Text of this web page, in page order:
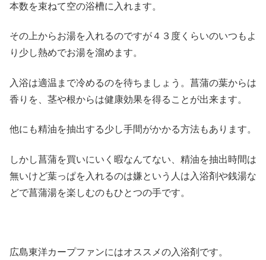
本数を束ねて空の浴槽に入れます。
その上からお湯を入れるのですが４３度くらいのいつもよ
り少し熱めでお湯を溜めます。
入浴は適温まで冷めるのを待ちましょう。菖蒲の葉からは
香りを、茎や根からは健康効果を得ることが出来ます。
他にも精油を抽出する少し手間がかかる方法もあります。
しかし菖蒲を買いにいく暇なんてない、精油を抽出時間は
無いけど葉っぱを入れるのは嫌という人は入浴剤や銭湯な
どで菖蒲湯を楽しむのもひとつの手です。
広島東洋カープファンにはオススメの入浴剤です。